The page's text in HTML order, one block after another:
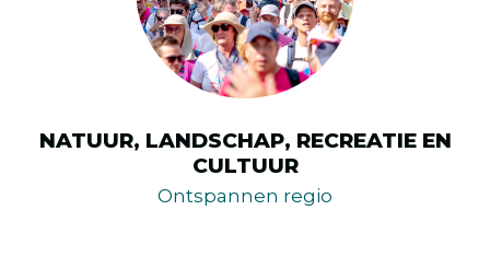
NATUUR, LANDSCHAP, RECREATIE EN
CULTUUR
Ontspannen regio